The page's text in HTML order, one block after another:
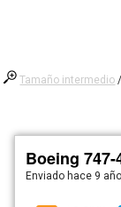
Tamaño intermedio
Boeing 747-
Enviado hace 9